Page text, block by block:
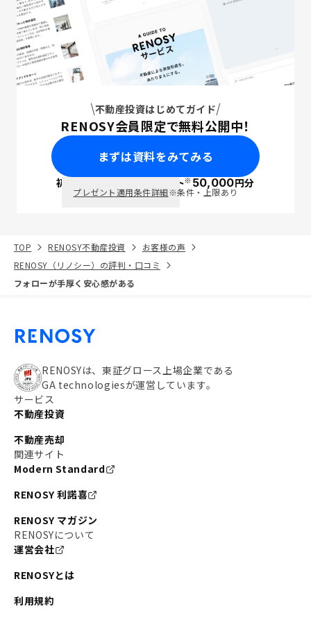
不動産投資はじめてガイド
RENOSY会員限定で無料公開中！
まずは資料をみてみる
初回面談で ポイント※50,000円分
プレゼント適用条件詳細※条件・上限あり
TOP RENOSY不動産投資
お客様の声
RENOSY（リノシー）の評判・口コミ
フォローが手厚く安心感がある
RENOSYは、東証グロース上場企業である
GA technologiesが運営しています。
サービス
不動産投資
不動産売却
関連サイト
Modern Standard
RENOSY 利諾喜
RENOSY マガジン
RENOSYについて
運営会社
RENOSYとは
利用規約